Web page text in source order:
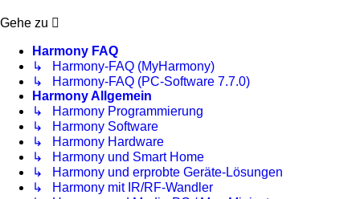
Gehe zu
Harmony FAQ
↳ Harmony-FAQ (MyHarmony)
↳ Harmony-FAQ (PC-Software 7.7.0)
Harmony Allgemein
↳ Harmony Programmierung
↳ Harmony Software
↳ Harmony Hardware
↳ Harmony und Smart Home
↳ Harmony und erprobte Geräte-Lösungen
↳ Harmony mit IR/RF-Wandler